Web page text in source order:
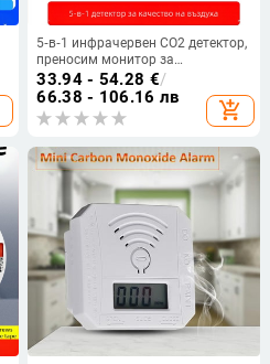
5‑в‑1 инфрачервен CO2 детектор,
преносим монитор за
температура, влажност и
качество на въздуха
33.94 - 54.28 €/
66.38 - 106.16 лв
add_shopping_cart